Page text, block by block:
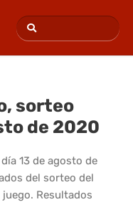
sorteo
de 2020
13 de agosto de
del sorteo del
Resultados